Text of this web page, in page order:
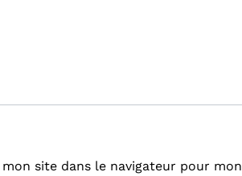
site dans le navigateur pour mon